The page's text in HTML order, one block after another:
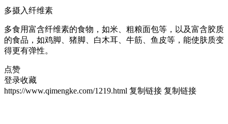
多摄入纤维素
多食用富含纤维素的食物，如米、粗粮面包等，以及富含胶质
的食品，如鸡脚、猪脚、白木耳、牛筋、鱼皮等，能使肤质变
得更有弹性。
点赞
登录收藏
https://www.qimengke.com/1219.html 复制链接 复制链接